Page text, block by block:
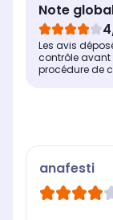
Note
Les avis
contrôle avant
procédure de
anafesti